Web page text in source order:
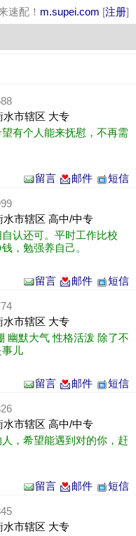
速配！ m.supei.com [注册]
水市辖区 大专
有个人能来抚慰，不再需
留言 邮件 短信
水市辖区 高中/中专
认还可。平时工作比校
，勉强养自己。
留言 邮件 短信
水市辖区 大专
幽默大气 性格活泼 除了不
儿
留言 邮件 短信
水市辖区 高中/中专
，希望能遇到对的你，赶
留言 邮件 短信
水市辖区 大专